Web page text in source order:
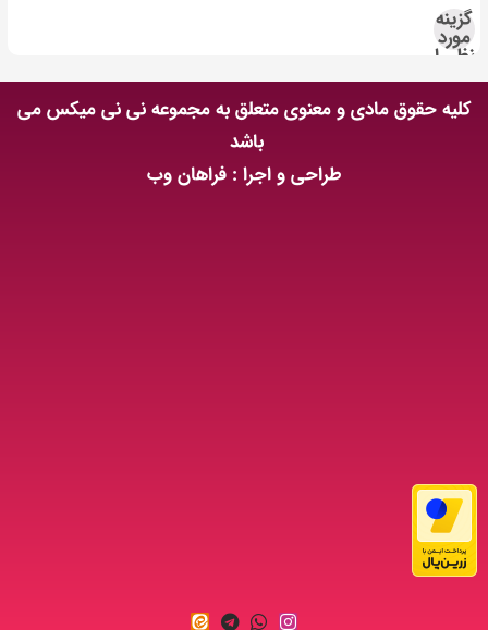
گزینه
مورد
نظر را
انتخاب
کنید
کلیه حقوق مادی و معنوی متعلق به مجموعه نی نی میکس می
باشد
طراحی و اجرا : فراهان وب